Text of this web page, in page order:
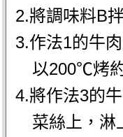
2.將調味料B
3.作法1的牛
以200℃烤
4.將作法3的
菜絲上，淋